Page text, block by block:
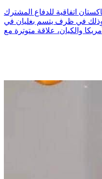
اتفاقية للدفاع المشترك
وذلك في ظرف يتسم بغليان في